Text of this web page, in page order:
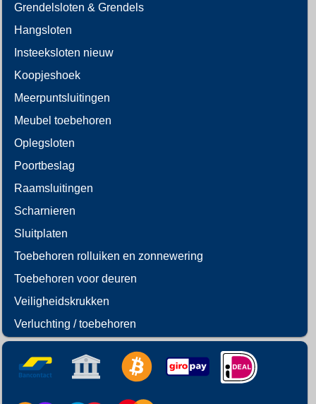
Grendelsloten & Grendels
Hangsloten
Insteeksloten nieuw
Koopjeshoek
Meerpuntsluitingen
Meubel toebehoren
Oplegsloten
Poortbeslag
Raamsluitingen
Scharnieren
Sluitplaten
Toebehoren rolluiken en zonnewering
Toebehoren voor deuren
Veiligheidskrukken
Verluchting / toebehoren